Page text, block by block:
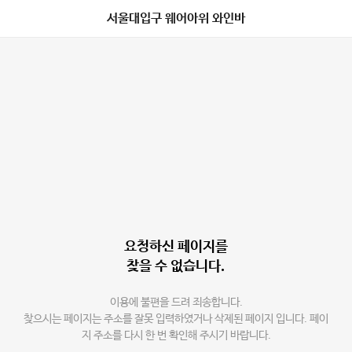
서울대입구 웨어아위 와인바
요청하신 페이지를
찾을 수 없습니다.
이용에 불편을 드려 죄송합니다.
찾으시는 페이지는 주소를 잘못 입력하였거나 삭제된 페이지 입니다. 페이
지 주소를 다시 한 번 확인해 주시기 바랍니다.